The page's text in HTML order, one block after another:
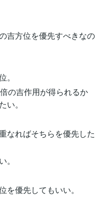
吉方位を優先すべきなの
の吉作用が得られるか
い。
なればそちらを優先した
を優先してもいい。